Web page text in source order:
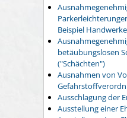
Beispiel
betäubungslosen
("Schächten")
Ausnahmen von
Ausschlagung der
Ausstellung einer